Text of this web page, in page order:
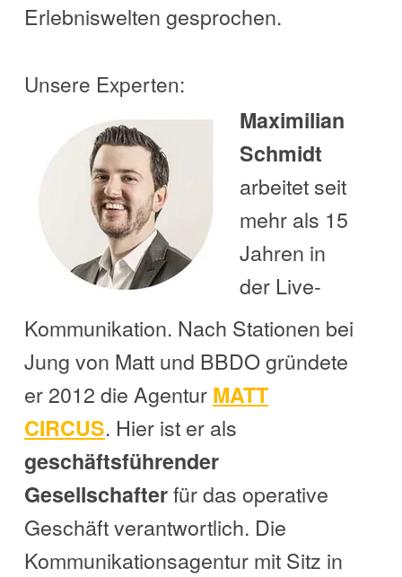
Erlebniswelten gesprochen.
Unsere Experten:
Maximilian
Schmidt
arbeitet seit
mehr als 15
Jahren in
der Live-
Kommunikation. Nach Stationen bei
Jung von Matt und BBDO gründete
er 2012 die Agentur MATT
CIRCUS. Hier ist er als
geschäftsführender
Gesellschafterfür das operative
Geschäft verantwortlich. Die
Kommunikationsagentur mit Sitz in